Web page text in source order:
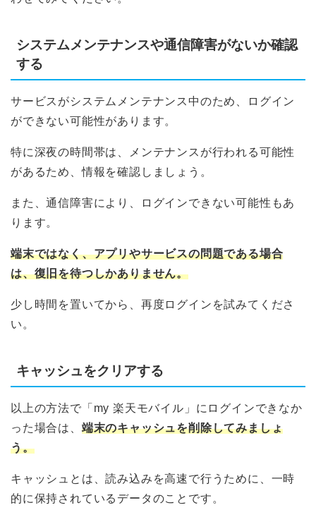
システムメンテナンスや通信障害がないか確認
する
サービスがシステムメンテナンス中のため、ログイン
ができない可能性があります。
特に深夜の時間帯は、メンテナンスが行われる可能性
があるため、情報を確認しましょう。
また、通信障害により、ログインできない可能性もあ
ります。
端末ではなく、アプリやサービスの問題である場合
は、復旧を待つしかありません。
少し時間を置いてから、再度ログインを試みてくださ
い。
キャッシュをクリアする
以上の方法で「my 楽天モバイル」にログインできなか
った場合は、 端末のキャッシュを削除してみましょ
う。
キャッシュとは、読み込みを高速で行うために、一時
的に保持されているデータのことです。